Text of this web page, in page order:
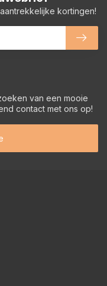
van een mooie
contact met ons op!
kortingen!